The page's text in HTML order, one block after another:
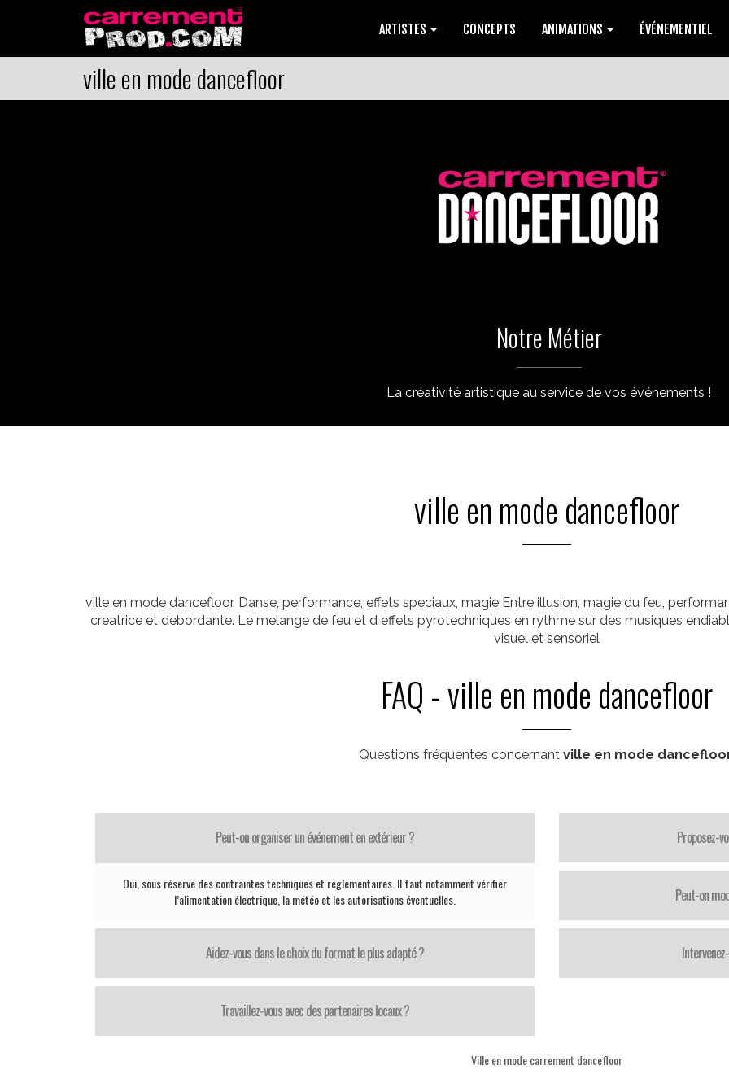
ARTISTES CONCEPTS ANIMATIONS ÉVÉNEMENTIEL
ville en mode dancefloor
Notre Métier
La créativité artistique au service de vos événements !
ville en mode dancefloor
ville en mode dancefloor. Danse, performance, effets speciaux, magie Entre illusion, magie du feu,
creatrice et debordante. Le melange de feu et d effets pyrotechniques en rythme sur des musiques
visuel et sensoriel
FAQ - ville en mode dancefloor
Questions fréquentes concernant ville en mode
Peut-on organiser un événement en extérieur ?
Oui, sous réserve des contraintes techniques et réglementaires. Il faut notamment vérifier
l’alimentation électrique, la météo et les autorisations éventuelles.
Aidez-vous dans le choix du format le plus adapté ?
Travaillez-vous avec des partenaires locaux ?
Proposez-
Peut-on
Ville en mode carrement dancefloor